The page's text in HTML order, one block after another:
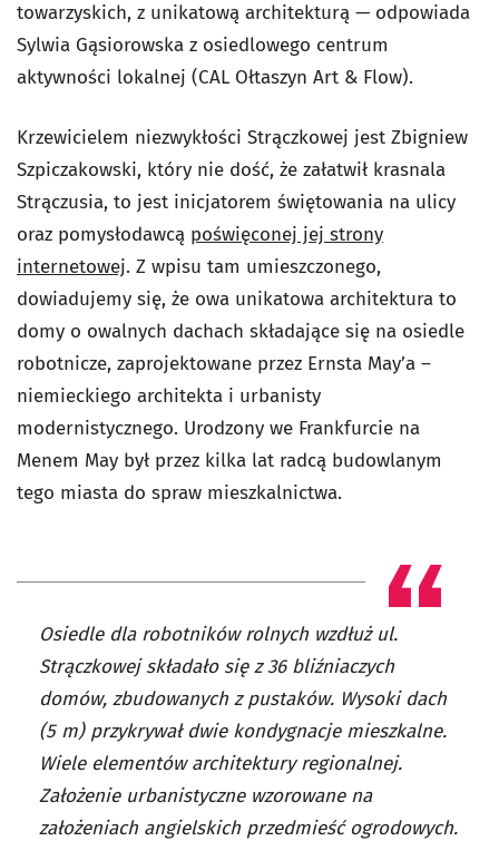
towarzyskich, z unikatową architekturą — odpowiada
Sylwia Gąsiorowska z osiedlowego centrum
aktywności lokalnej (CAL Ołtaszyn Art & Flow).
Krzewicielem niezwykłości Strączkowej jest Zbigniew
Szpiczakowski, który nie dość, że załatwił krasnala
Strączusia, to jest inicjatorem świętowania na ulicy
oraz pomysłodawcą poświęconej jej strony
internetowej. Z wpisu tam umieszczonego,
dowiadujemy się, że owa unikatowa architektura to
domy o owalnych dachach składające się na osiedle
robotnicze, zaprojektowane przez Ernsta May’a –
niemieckiego architekta i urbanisty
modernistycznego. Urodzony we Frankfurcie na
Menem May był przez kilka lat radcą budowlanym
tego miasta do spraw mieszkalnictwa.
Osiedle dla robotników rolnych wzdłuż ul.
Strączkowej składało się z 36 bliźniaczych
domów, zbudowanych z pustaków. Wysoki dach
(5 m) przykrywał dwie kondygnacje mieszkalne.
Wiele elementów architektury regionalnej.
Założenie urbanistyczne wzorowane na
założeniach angielskich przedmieść ogrodowych.